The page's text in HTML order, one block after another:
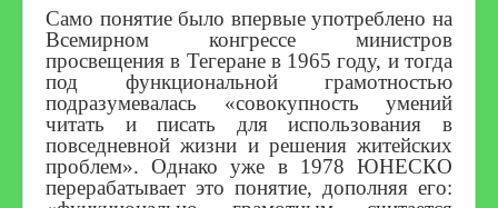
Само понятие было впервые употреблено на
Всемирном конгрессе министров
просвещения в Тегеране в 1965 году, и тогда
под функциональной грамотностью
подразумевалась «совокупность умений
читать и писать для использования в
повседневной жизни и решения житейских
проблем». Однако уже в 1978 ЮНЕСКО
перерабатывает это понятие, дополняя его: